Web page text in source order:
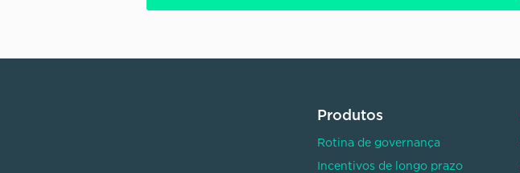
Produtos
Rotina de governança
Incentivos de longo prazo